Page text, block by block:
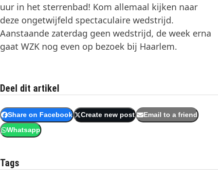
uur in het sterrenbad! Kom allemaal kijken naar
deze ongetwijfeld spectaculaire wedstrijd.
Aanstaande zaterdag geen wedstrijd, de week erna
gaat WZK nog even op bezoek bij Haarlem.
Deel dit artikel
Share on Facebook Create new post Email to a friend
Whatsapp
Tags